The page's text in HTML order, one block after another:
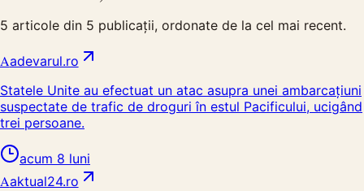
5 articole din 5 publicații, ordonate de la cel mai recent.
Aadevarul.ro
Statele Unite au efectuat un atac asupra unei ambarcațiuni
suspectate de trafic de droguri în estul Pacificului, ucigând
trei persoane.
acum 8 luni
Aaktual24.ro